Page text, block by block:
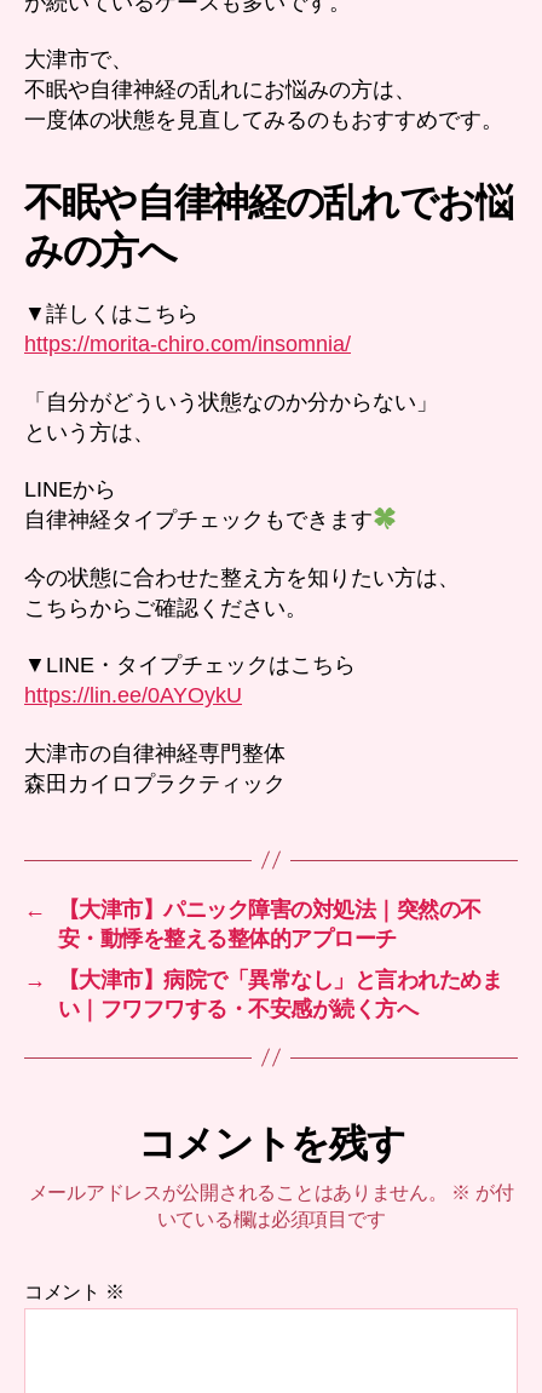
大津市で、
不眠や自律神経の乱れにお悩みの方は、
一度体の状態を見直してみるのもおすすめです。
不眠や自律神経の乱れでお悩
みの方へ
▼詳しくはこちら
https://morita-chiro.com/insomnia/
「自分がどういう状態なのか分からない」
という方は、
LINEから
自律神経タイプチェックもできます
今の状態に合わせた整え方を知りたい方は、
こちらからご確認ください。
▼LINE・タイプチェックはこちら
https://lin.ee/0AYOykU
大津市の自律神経専門整体
森田カイロプラクティック
←
【大津市】パニック障害の対処法｜突然の不
安・動悸を整える整体的アプローチ
→
【大津市】病院で「異常なし」と言われためま
い｜フワフワする・不安感が続く方へ
コメントを残す
メールアドレスが公開されることはありません。 ※ が付
いている欄は必須項目です
コメント ※